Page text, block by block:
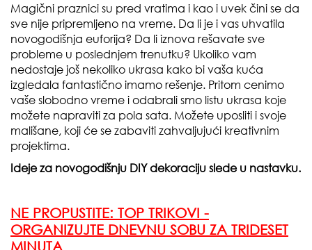
Magični praznici su pred vratima i kao i uvek čini se da
sve nije pripremljeno na vreme. Da li je i vas uhvatila
novogodišnja euforija? Da li iznova rešavate sve
probleme u poslednjem trenutku? Ukoliko vam
nedostaje još nekoliko ukrasa kako bi vaša kuća
izgledala fantastično imamo rešenje. Pritom cenimo
vaše slobodno vreme i odabrali smo listu ukrasa koje
možete napraviti za pola sata. Možete uposliti i svoje
mališane, koji će se zabaviti zahvaljujući kreativnim
projektima.
Ideje za novogodišnju DIY dekoraciju slede u nastavku.
NE PROPUSTITE: TOP TRIKOVI -
ORGANIZUJTE DNEVNU SOBU ZA TRIDESET
MINUTA